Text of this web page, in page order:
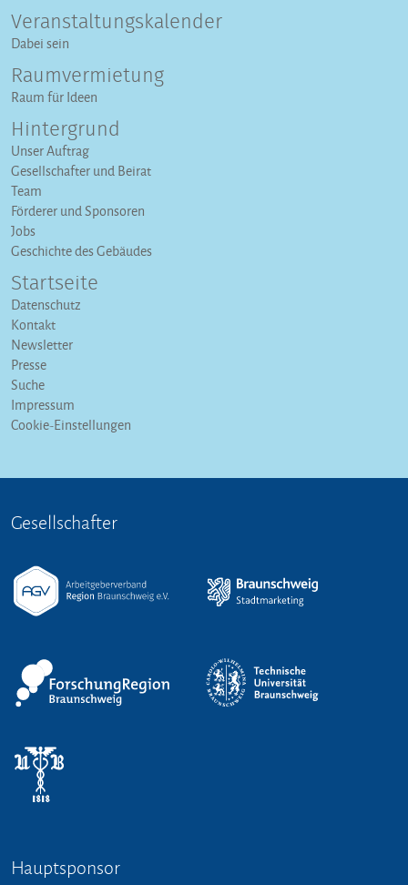
Veranstaltungs­kalender
Dabei sein
Raumvermietung
Raum für Ideen
Hintergrund
Unser Auftrag
Gesellschafter und Beirat
Team
Förderer und Sponsoren
Jobs
Geschichte des Gebäudes
Startseite
Datenschutz
Kontakt
Newsletter
Presse
Suche
Impressum
Cookie-Einstellungen
Gesellschafter
Hauptsponsor